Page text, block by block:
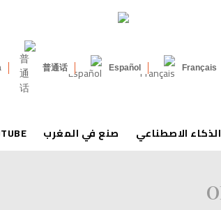
Français
Español
普通话
الذكاء الاصطناعي صنع في المغرب